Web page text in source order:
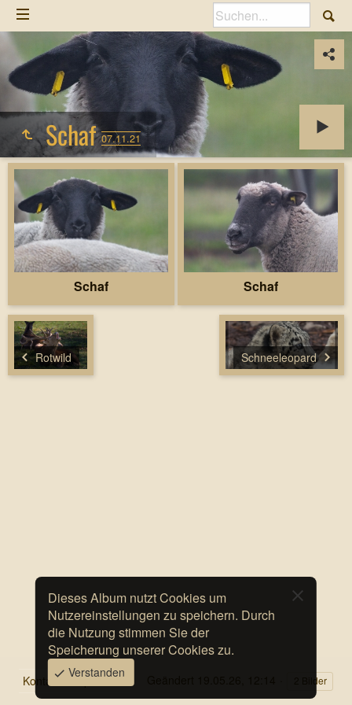
Schaf07.11.21
Schaf Schaf
Rotwild Schneeleopard
Kontakt Impressum 2 Bilder
Dieses Album nutzt Cookies um
Nutzereinstellungen zu speichern. Durch
die Nutzung stimmen Sie der
Speicherung unserer Cookies zu.
Verstanden